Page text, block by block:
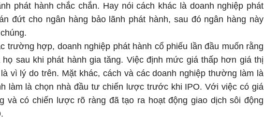
phát hành chắc chắn. Hay nói cách khác là doanh nghiệp phát
đứt cho ngân hàng bảo lãnh phát hành, sau đó ngân hàng này
trường hợp, doanh nghiệp phát hành cổ phiếu lần đầu muốn rằng
họ sau khi phát hành gia tăng. Việc định mức giá thấp hơn giá thị
vì lý do trên. Mặt khác, cách và các doanh nghiệp thường làm là
làm là chọn nhà đầu tư chiến lược trước khi IPO. Với việc có giá
và có chiến lược rõ ràng đã tạo ra hoạt động giao dịch sôi động